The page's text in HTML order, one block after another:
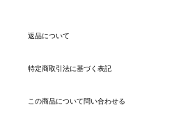
返品について
特定商取引法に基づく表記
この商品について問い合わせる